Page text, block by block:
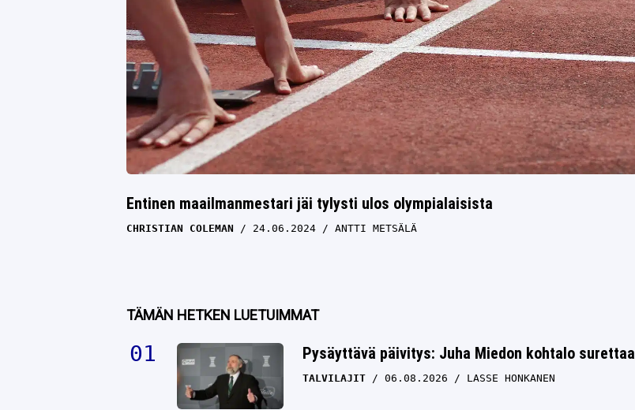
Entinen maailmanmestari jäi tylysti ulos olympialaisista
CHRISTIAN COLEMAN 24.06.2024 ANTTI METSÄLÄ
TÄMÄN HETKEN LUETUIMMAT
Pysäyttävä päivitys: Juha Miedon kohtalo surettaa
TALVILAJIT 06.08.2026 LASSE HONKANEN